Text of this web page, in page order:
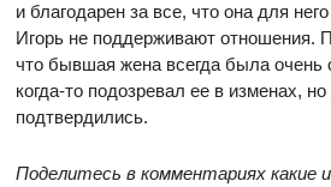
и благодарен за все, что она для
Игорь не поддерживают отношения.
что бывшая жена всегда была очень
когда-то подозревал ее в изменах,
подтвердились.
Поделитесь в комментариях